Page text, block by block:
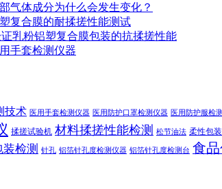
气体成分为什么会发生变化？
复合膜的耐揉搓性能测试
乳粉铝塑复合膜包装的抗揉搓性能
手套检测仪器
技术 医用手套检测仪器 医用防护口罩检测仪器 医用防护服检
揉搓试验机 材料揉搓性能检测 松节油法 柔性包
检测 针孔 铝箔针孔度检测仪器 铝箔针孔度检测台 食品